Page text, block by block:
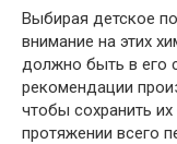
Выбирая детское
внимание на этих
должно быть в его
рекомендации
чтобы сохранить
протяжении всего